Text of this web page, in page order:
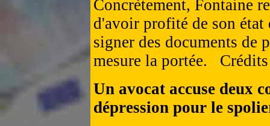
Concrètement, Fontaine
d'avoir profité de son
signer des documents de
mesure la portée.
Un avocat accuse deux
dépression pour le